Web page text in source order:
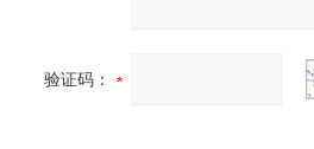
验证码：